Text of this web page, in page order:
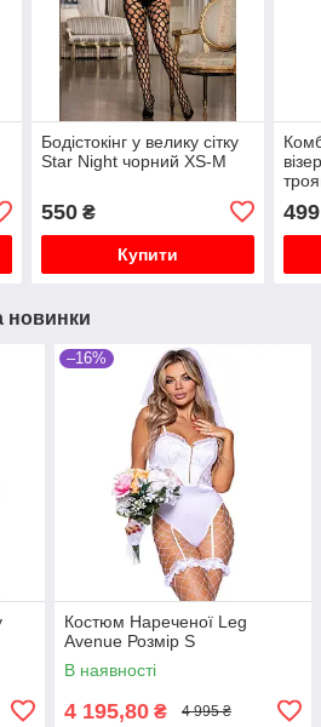
Бодістокінг у велику сітку
Star Night чорний XS-M
550₴
Купити
499
новинки
–16%
Костюм Нареченої Leg
Avenue Розмір S
В наявності
4 195,80 ₴ 4 995 ₴